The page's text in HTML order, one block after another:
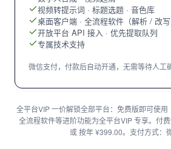
视频转提示词 · 标题选题 · 音色库
桌面客户端 · 全流程软件（解析 / 改写
开放平台 API 接入 · 优先提取队列
专属技术支持
微信支付，付款后自动开通，无需等待人工
全平台VIP 一价解锁全部平台：免费版即可使
全流程软件等进阶功能为全平台VIP 专享。付
或 按年 ¥399.00。支付方式：